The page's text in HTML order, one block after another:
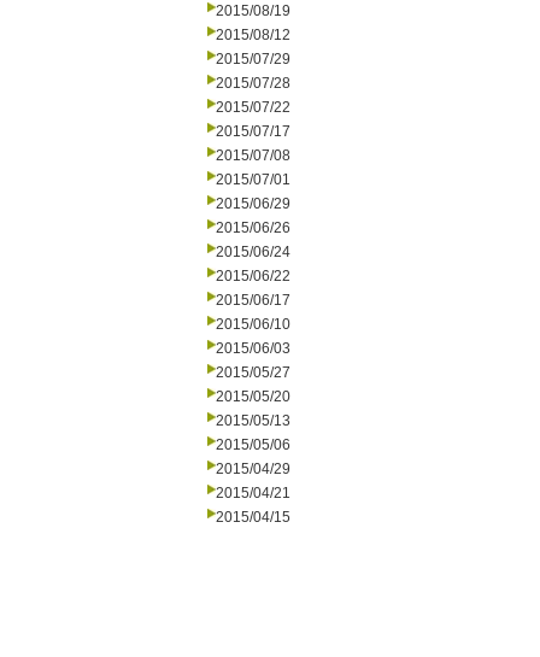
2015/08/19
2015/08/12
2015/07/29
2015/07/28
2015/07/22
2015/07/17
2015/07/08
2015/07/01
2015/06/29
2015/06/26
2015/06/24
2015/06/22
2015/06/17
2015/06/10
2015/06/03
2015/05/27
2015/05/20
2015/05/13
2015/05/06
2015/04/29
2015/04/21
2015/04/15